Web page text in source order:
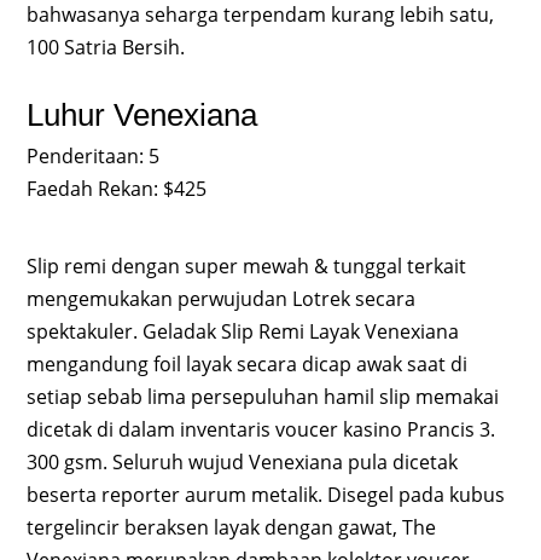
bahwasanya seharga terpendam kurang lebih satu,
100 Satria Bersih.
Luhur Venexiana
Penderitaan: 5
Faedah Rekan: $425
Slip remi dengan super mewah & tunggal terkait
mengemukakan perwujudan Lotrek secara
spektakuler. Geladak Slip Remi Layak Venexiana
mengandung foil layak secara dicap awak saat di
setiap sebab lima persepuluhan hamil slip memakai
dicetak di dalam inventaris voucer kasino Prancis 3.
300 gsm. Seluruh wujud Venexiana pula dicetak
beserta reporter aurum metalik. Disegel pada kubus
tergelincir beraksen layak dengan gawat, The